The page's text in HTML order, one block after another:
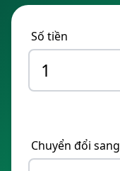
Số tiền
Chuyển đổi sang